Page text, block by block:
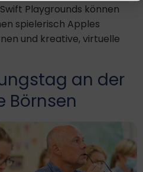
Playgrounds können
spielerisch Apples
und kreative, virtuelle
an der
Börnsen